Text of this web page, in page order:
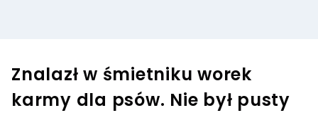
Znalazł w śmietniku worek
karmy dla psów. Nie był pusty